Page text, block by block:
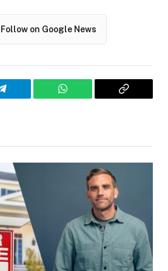
Follow on Google News
Telegram WhatsApp
Copy